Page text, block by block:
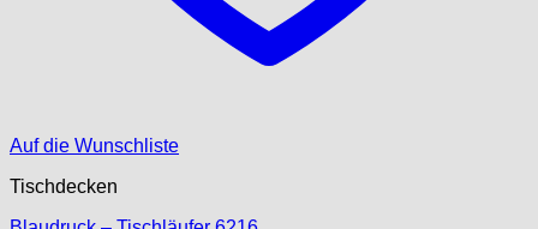
Auf die Wunschliste
Tischdecken